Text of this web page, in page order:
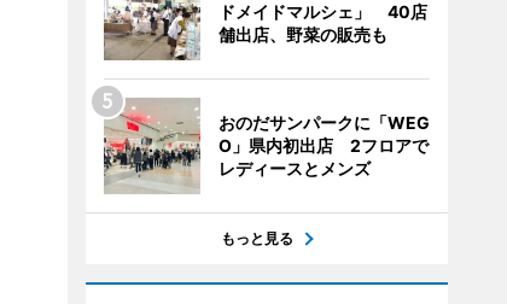
ドメイドマルシェ」 40店
舗出店、野菜の販売も
おのだサンパークに「WEG
O」県内初出店 2フロアで
レディースとメンズ
もっと見る